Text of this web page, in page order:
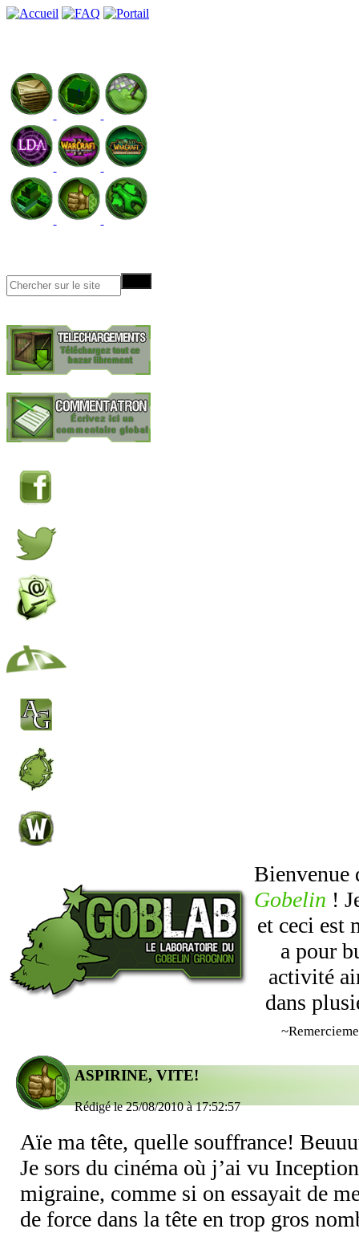
Bienvenue
Gobelin !
et ceci est
a pour
activité
dans
ASPIRINE, VITE!
Rédigé le 25/08/2010 à 17:52:57
Aïe ma tête, quelle souffrance!
Je sors du cinéma où j’ai vu
migraine, comme si on essayait de
de force dans la tête en trop gros